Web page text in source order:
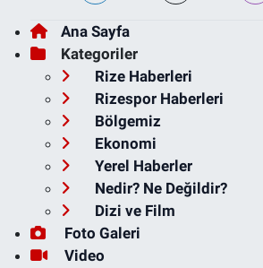
Ana Sayfa
Kategoriler
Rize Haberleri
Rizespor Haberleri
Bölgemiz
Ekonomi
Yerel Haberler
Nedir? Ne Değildir?
Dizi ve Film
Foto Galeri
Video